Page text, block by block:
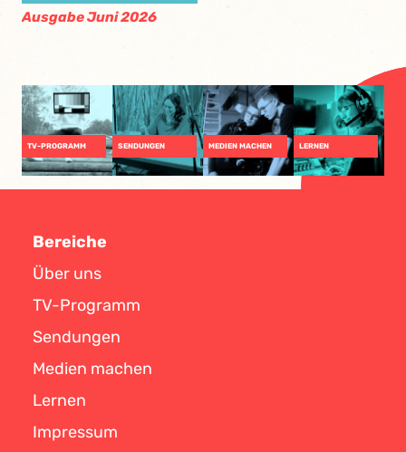
Ausgabe Juni 2026
TV-PROGRAMM SENDUNGEN MEDIEN MACHEN LERNEN
Bereiche
Über uns
TV-Programm
Sendungen
Medien machen
Lernen
Impressum